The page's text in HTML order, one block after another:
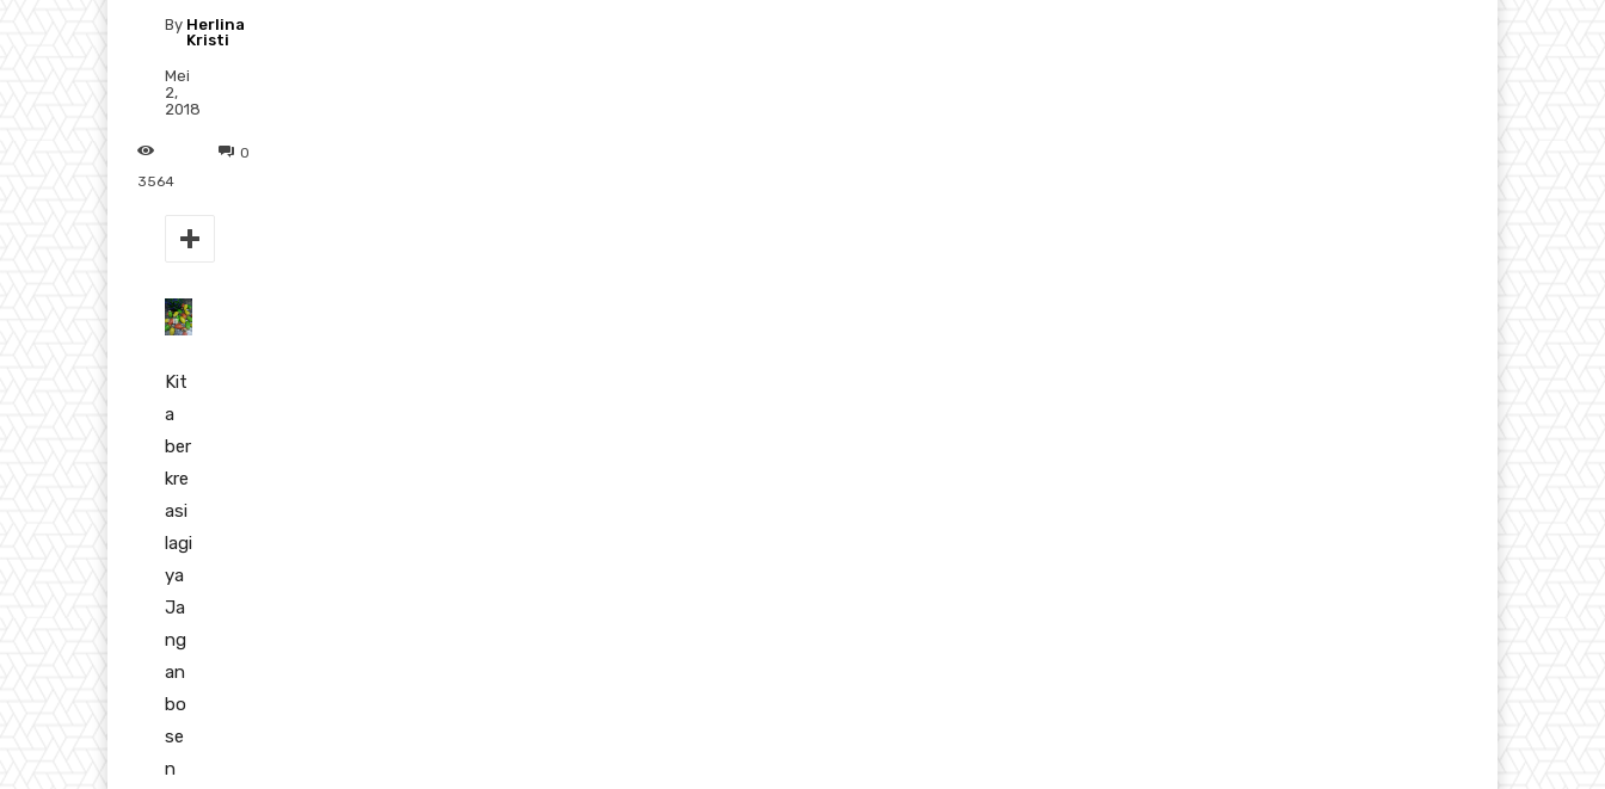
By Herlina
Kristi
Mei
2,
2018
0
3564
Kit
a
ber
kre
asi
lagi
ya
Ja
ng
an
bo
se
n